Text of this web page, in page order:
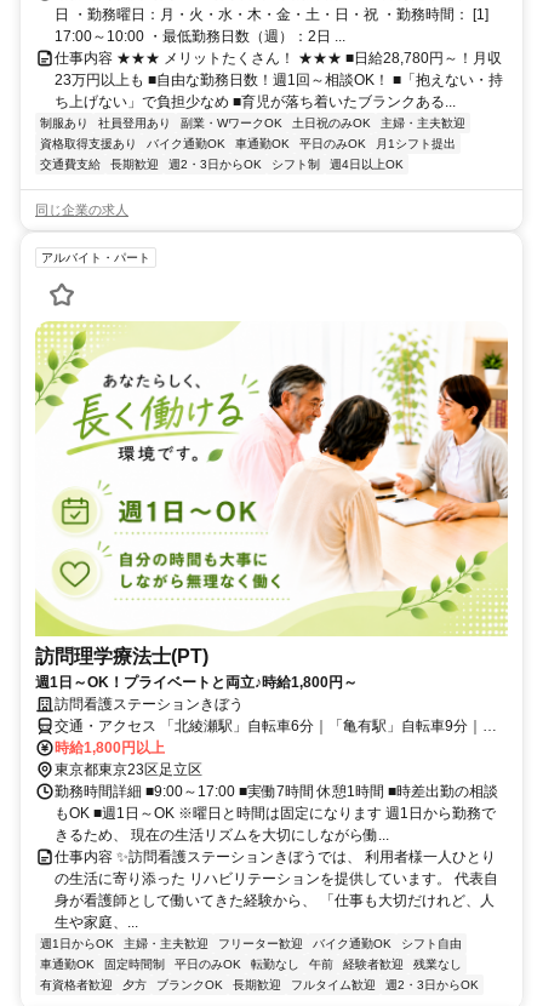
日 ・勤務曜日：月・火・水・木・金・土・日・祝 ・勤務時間： [1]
17:00～10:00 ・最低勤務日数（週）：2日 ...
仕事内容 ★★★ メリットたくさん！ ★★★ ■日給28,780円～！月収
23万円以上も ■自由な勤務日数！週1回～相談OK！ ■「抱えない・持
ち上げない」で負担少なめ ■育児が落ち着いたブランクある...
制服あり 社員登用あり 副業・WワークOK 土日祝のみOK
主婦・主夫歓迎
資格取得支援あり
バイク通勤OK 車通勤OK 平日のみOK
月1シフト提出
交通費支給
長期歓迎 週2・3日からOK シフト制 週4日以上OK
同じ企業の求人
アルバイト・パート
訪問理学療法士(PT)
週1日～OK！プライベートと両立♪時給1,800円～
訪問看護ステーションきぼう
交通・アクセス 「北綾瀬駅」自転車6分｜「亀有駅」自転車9分｜
「八潮駅」自転車15分
時給1,800円以上
東京都東京23区足立区
勤務時間詳細 ■9:00～17:00 ■実働7時間 休憩1時間 ■時差出勤の相談
もOK ■週1日～OK ※曜日と時間は固定になります 週1日から勤務で
きるため、 現在の生活リズムを大切にしながら働...
仕事内容 ✨訪問看護ステーションきぼうでは、 利用者様一人ひとり
の生活に寄り添った リハビリテーションを提供しています。 代表自
身が看護師として働いてきた経験から、 「仕事も大切だけれど、人
生や家庭、...
週1日からOK 主婦・主夫歓迎 フリーター歓迎 バイク通勤OK
シフト自由
車通勤OK
固定時間制 平日のみOK 転勤なし 午前 経験者歓迎
残業なし
有資格者歓迎
夕方 ブランクOK 長期歓迎 フルタイム歓迎 週2・3日からOK